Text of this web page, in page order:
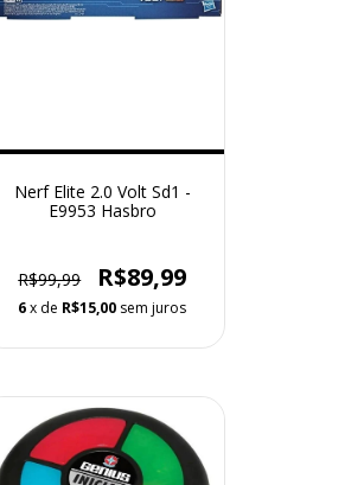
Nerf Elite 2.0 Volt Sd1 -
E9953 Hasbro
R$99,99 R$89,99
6x de R$15,00 sem juros